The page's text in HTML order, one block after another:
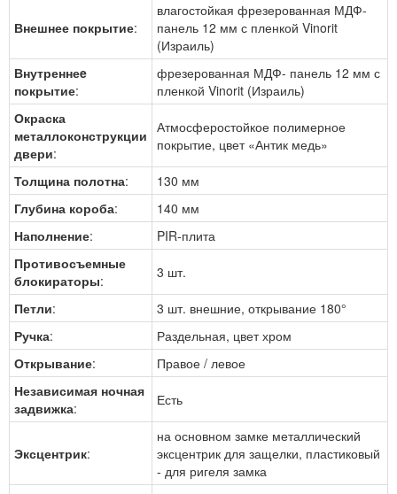
Внешнее покрытие:
влагостойкая фрезерованная МДФ-
панель 12 мм с пленкой Vinorit
(Израиль)
Внутреннеe
покрытие:
фрезерованная МДФ- панель 12 мм с
пленкой Vinorit (Израиль)
Окраска
металлоконструкции
двери:
Атмосферостойкое полимерное
покрытие, цвет «Антик медь»
Толщина полотна:
130 мм
Глубина короба:
140 мм
Наполнение:
PIR-плита
Противосъемные
блокираторы: 3 шт.
Петли:
3 шт. внешние, открывание 180°
Ручка:
Раздельная, цвет хром
Открывание:
Правое / левое
Независимая ночная
задвижка: Есть
Эксцентрик:
на основном замке металлический
эксцентрик для защелки, пластиковый
- для ригеля замка